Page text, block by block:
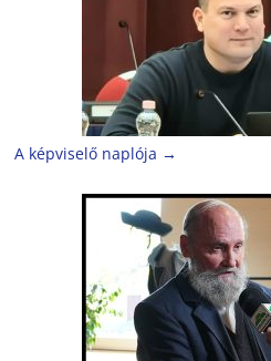
A képviselő naplója →